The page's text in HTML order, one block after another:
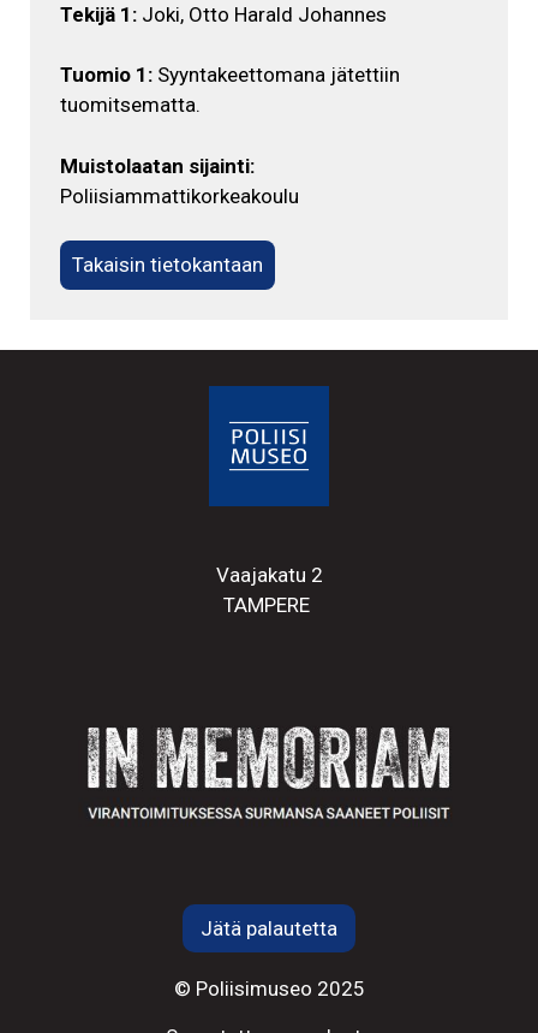
Tekijä 1: Joki, Otto Harald Johannes
Tuomio 1: Syyntakeettomana jätettiin
tuomitsematta.
Muistolaatan sijainti:
Poliisiammattikorkeakoulu
Takaisin tietokantaan
Vaajakatu 2
TAMPERE
Jätä palautetta
© Poliisimuseo 2025